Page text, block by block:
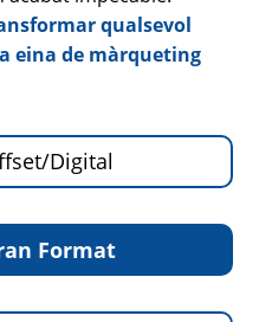
qualsevol
eina de màrqueting
Digital
Format